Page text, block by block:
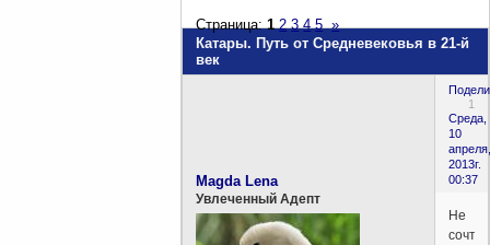
Катары. Путь от Средневековья в 21-й
век
Страница:1 2 3 4 5 »
1
Среда,
10
апреля,
2013г.
00:37
Magda Lena
Увлеченный Адепт
Не